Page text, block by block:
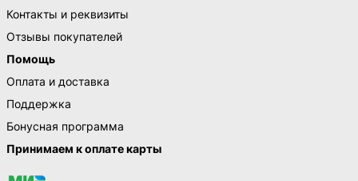
Контакты и реквизиты
Отзывы покупателей
Помощь
Оплата и доставка
Поддержка
Бонусная программа
Принимаем к оплате карты